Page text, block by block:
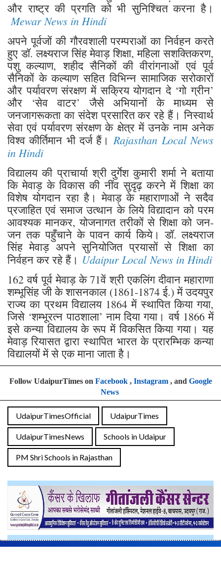
और राष्ट्र की प्रगति को भी सुनिश्चित करना है।
Mewar News in Hindi
अपने पूर्वजों की गौरवशाली परम्पराओं का निर्वहन करते
हुए डॉ. लक्ष्यराज सिंह मेवाड़ शिक्षा, महिला सशक्तिकरण,
पशु कल्याण, शहीद सैनिकों की वीरांगनाओं एवं पूर्व
सैनिकों के कल्याण सहित विभिन्न सामाजिक सरोकारों
और पर्यावरण संरक्षण में सक्रिय योगदान दे ‘गो ग्रीन’
और ‘सेव वाटर’ जैसे अभियानों के माध्यम से
जनजागरूकता का संदेश प्रसारित कर रहे हैं। निस्वार्थ
सेवा एवं पर्यावरण संरक्षण के क्षेत्र में उनके नाम अनेक
विश्व कीर्तिमान भी दर्ज हैं। Rajasthan Local News
in Hindi
विद्यालय की प्राचार्या श्री दुर्गेश कुमारी शर्मा ने बताया
कि मेवाड़ के विकास की नींव सुदृढ़ करने में शिक्षा का
विशेष योगदान रहा है। मेवाड़ के महाराणाओं ने सदैव
प्रजाहित एवं समाज उत्थान के लिये विद्यादान को परम
आवश्यक मानकर, योजनागत तरीकों से शिक्षा को जन-
जन तक पहुँचाने के पावन कार्य किये। डॉ. लक्ष्यराज
सिंह मेवाड़ अपने सुनियोजित प्रयासों से शिक्षा का
निर्वहन कर रहे हैं। Udaipur Local News in Hindi
162 वर्ष पूर्व मेवाड़ के 71वें श्री एकलिंग दीवान महाराणा
शम्भूसिंह जी के शासनकाल (1861-1874 ई.) में उदयपुर
राज्य का प्रथम विद्यालय 1864 में स्थापित किया गया,
जिसे ‘शम्भूरत्न पाठशाला’ नाम दिया गया। वर्ष 1866 में
इसे कन्या विद्यालय के रूप में विकसित किया गया। यह
मेवाड़ रियासत द्वारा स्थापित भारत के प्रारम्भिक कन्या
विद्यालयों में से एक माना जाता है।
Follow UdaipurTimes on Facebook, Instagram, and Google
News
UdaipurTimesOfficial UdaipurTimes
UdaipurTimesNews Schools in Udaipur
PM Shri Schools in Rajasthan